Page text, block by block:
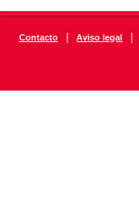
Contacto | Aviso legal |